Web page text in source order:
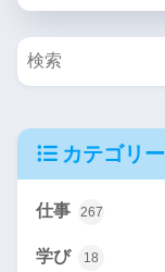
カテゴリー
仕事 267
学び 18